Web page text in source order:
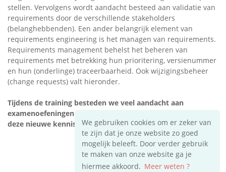
We gebruiken cookies om er zeker van
te zijn dat je onze website zo goed
mogelijk beleeft. Door verder gebruik
te maken van onze website ga je
hiermee akkoord. Meer weten ?
stellen. Vervolgens wordt aandacht besteed aan validatie van
requirements door de verschillende stakeholders
(belanghebbenden). Een ander belangrijk element van
requirements engineering is het managen van requirements.
Requirements management behelst het beheren van
requirements met betrekking hun prioritering, versienummer
en hun (onderlinge) traceerbaarheid. Ook wijzigingsbeheer
(change requests) valt hieronder.
Tijdens de training besteden we veel aandacht aan
examenoefeningen. Maar er is zeker ook aandacht hoe je al
deze nieuwe kennis het best in de praktijk kunt toepassen.